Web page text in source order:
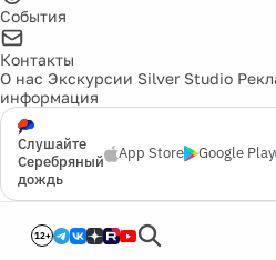
События
Контакты
О нас Экскурсии Silver Studio
информация
Слушайте
Серебряный
дождь
App Store Google Play
12+